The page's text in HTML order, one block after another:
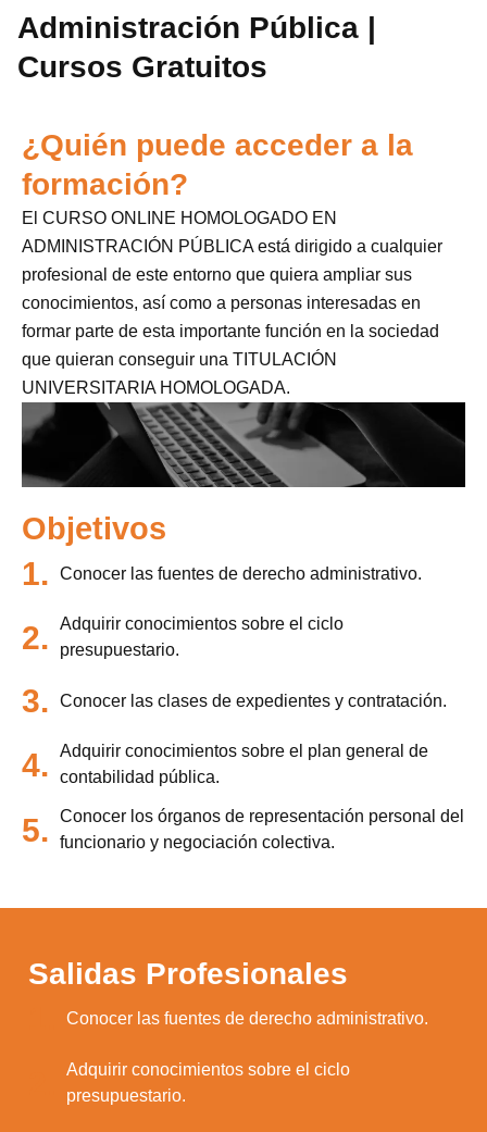
Administración Pública |
Cursos Gratuitos
¿Quién puede acceder a la
formación?
El CURSO ONLINE HOMOLOGADO EN
ADMINISTRACIÓN PÚBLICA está dirigido a cualquier
profesional de este entorno que quiera ampliar sus
conocimientos, así como a personas interesadas en
formar parte de esta importante función en la sociedad
que quieran conseguir una TITULACIÓN
UNIVERSITARIA HOMOLOGADA.
Objetivos
1. Conocer las fuentes de derecho administrativo.
2.
Adquirir conocimientos sobre el ciclo
presupuestario.
3. Conocer las clases de expedientes y contratación.
4.
Adquirir conocimientos sobre el plan general de
contabilidad pública.
5.
Conocer los órganos de representación personal del
funcionario y negociación colectiva.
Salidas Profesionales
Conocer las fuentes de derecho administrativo.
Adquirir conocimientos sobre el ciclo
presupuestario.